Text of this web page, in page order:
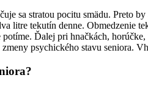
sa stratou pocitu smädu.
litre tekutín denne. Obmedzenie
Ďalej pri hnačkách,
psychického stavu seniora.